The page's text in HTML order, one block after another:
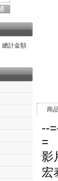
總計金額
商
--
=
影
宏